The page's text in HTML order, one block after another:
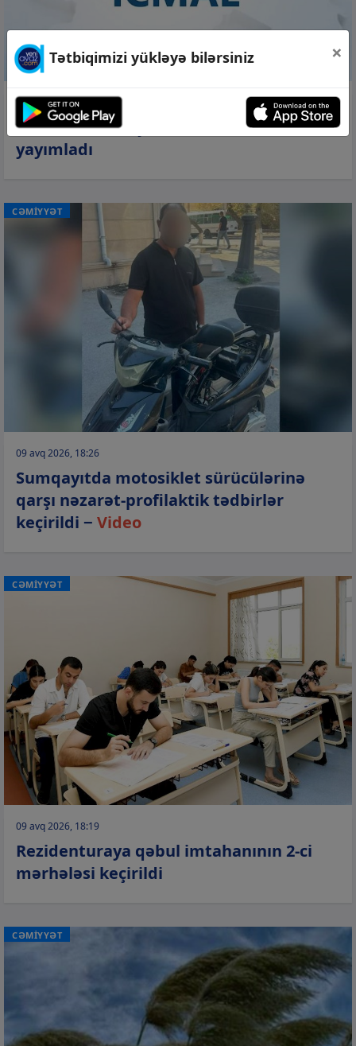
09 avq 2026, 18:58
Müdafiə Nazirliyi həftəlik icmalını
yayımladı
CƏMİYYƏT
09 avq 2026, 18:26
Sumqayıtda motosiklet sürücülərinə
qarşı nəzarət-profilaktik tədbirlər
keçirildi − Video
CƏMİYYƏT
09 avq 2026, 18:19
Rezidenturaya qəbul imtahanının 2-ci
mərhələsi keçirildi
CƏMİYYƏT
Tətbiqimizi yükləyə bilərsiniz ×